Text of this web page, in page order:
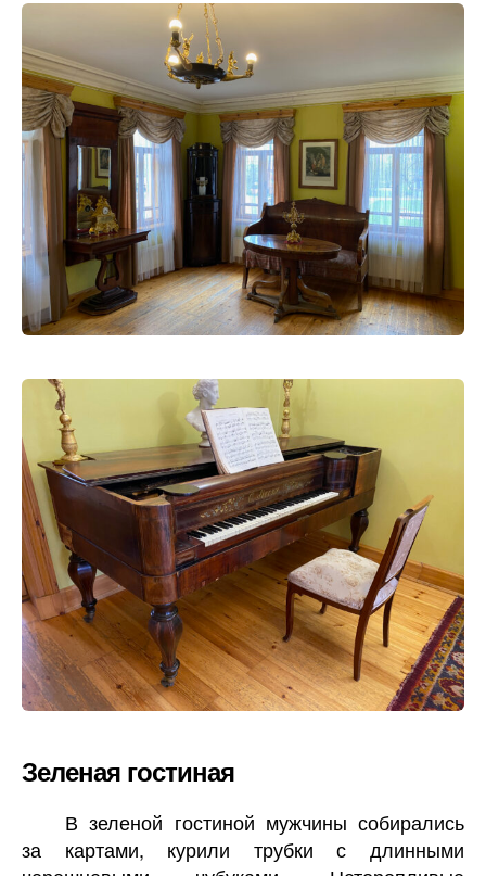
Зеленая гостиная
В зеленой гостиной мужчины собирались
за картами, курили трубки с длинными